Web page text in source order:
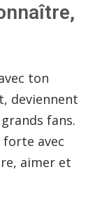
ton
deviennent
fans.
avec
aimer et